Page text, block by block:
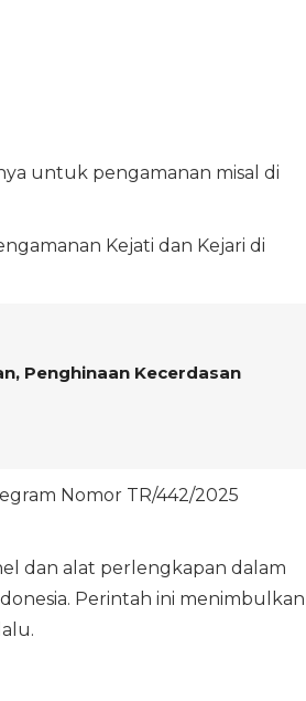
untuk pengamanan misal di
Kejati dan Kejari di
Penghinaan Kecerdasan
Nomor TR/442/2025
dan alat perlengkapan dalam
Perintah ini menimbulkan